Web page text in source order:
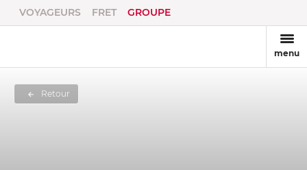
VOYAGEURS FRET GROUPE
menu
Retour